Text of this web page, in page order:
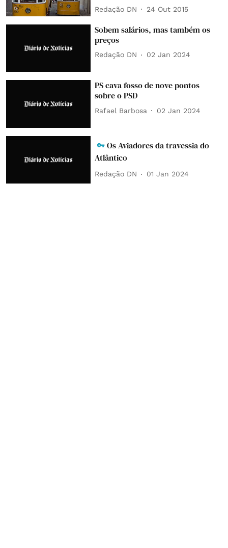
Redação DN 24 Out 2015
Sobem salários, mas também os
preços
Redação DN 02 Jan 2024
PS cava fosso de nove pontos
sobre o PSD
Rafael Barbosa 02 Jan 2024
Os Aviadores da travessia do
Atlântico
Redação DN 01 Jan 2024